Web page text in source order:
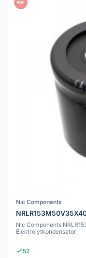
PDF
Nic Components
Nic Components
Elektrolytkondensator
52